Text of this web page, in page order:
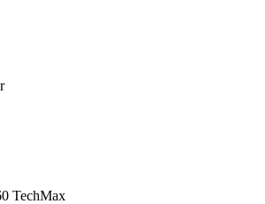
TechMax